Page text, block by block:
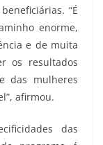
“É
enorme,
e de muita
os resultados
das mulheres
afirmou.
das